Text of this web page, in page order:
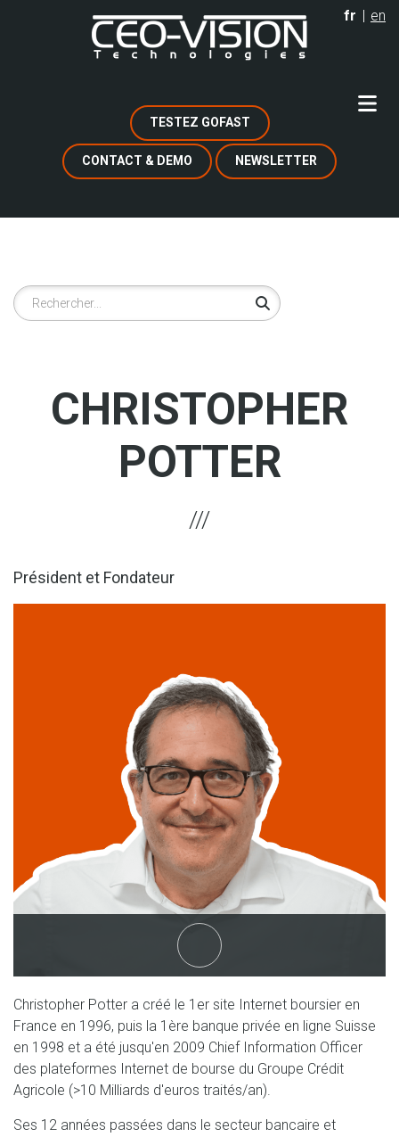
fr en
TESTEZ GOFAST
CONTACT & DEMO NEWSLETTER
Rechercher
CHRISTOPHER
POTTER
Président et Fondateur
linkedin
Christopher Potter a créé le 1er site Internet boursier en
France en 1996, puis la 1ère banque privée en ligne Suisse
en 1998 et a été jusqu'en 2009 Chief Information Officer
des plateformes Internet de bourse du Groupe Crédit
Agricole (>10 Milliards d'euros traités/an).
Ses 12 années passées dans le secteur bancaire et